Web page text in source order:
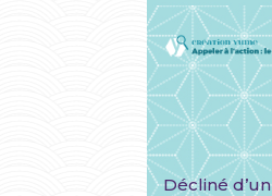
Décliné d’un